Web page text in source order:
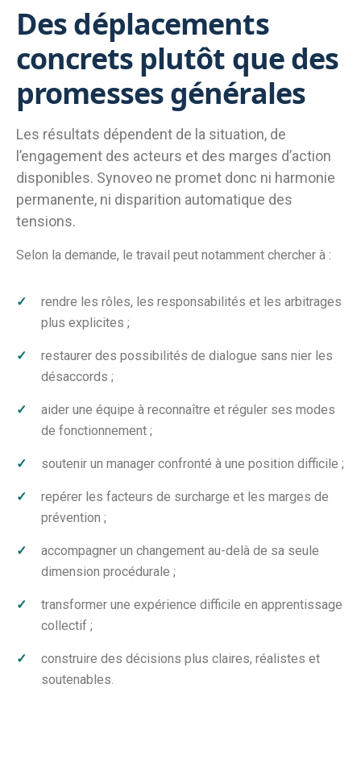
Des déplacements
concrets plutôt que des
promesses générales
Les résultats dépendent de la situation, de
l’engagement des acteurs et des marges d’action
disponibles. Synoveo ne promet donc ni harmonie
permanente, ni disparition automatique des
tensions.
Selon la demande, le travail peut notamment chercher à :
rendre les rôles, les responsabilités et les arbitrages
plus explicites ;
restaurer des possibilités de dialogue sans nier les
désaccords ;
aider une équipe à reconnaître et réguler ses modes
de fonctionnement ;
soutenir un manager confronté à une position difficile ;
repérer les facteurs de surcharge et les marges de
prévention ;
accompagner un changement au-delà de sa seule
dimension procédurale ;
transformer une expérience difficile en apprentissage
collectif ;
construire des décisions plus claires, réalistes et
soutenables.